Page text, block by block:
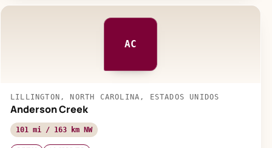
AC
LILLINGTON, NORTH CAROLINA, ESTADOS UNIDOS
Anderson Creek
101 mi / 163 km NW